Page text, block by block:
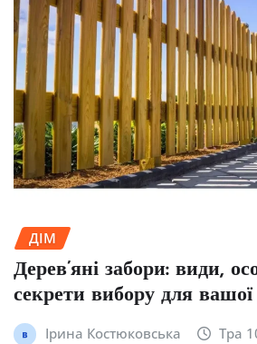
ДІМ
Дерев’яні забори: види,
секрети вибору для вашої
Ірина Костюковська Тра